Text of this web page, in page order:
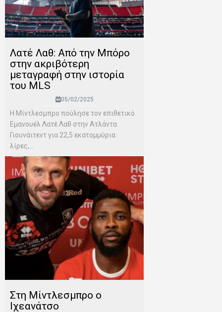
Λατέ Λαθ: Από την Μπόρο
στην ακριβότερη
μεταγραφή στην ιστορία
του MLS
05/02/2025
Η Μίντλεσμπρο πούλησε τον επιθετικό
Εμανουέλ Λατέ Λαθ στην Ατλάντα
Γιουνάιτεντ για 22,5 εκατομμύρια
λίρες,...
Στη Μίντλεσμπρο ο
Ιχεανάτσο